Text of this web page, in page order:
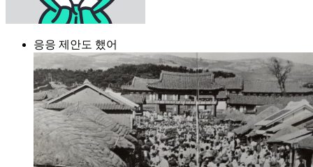
응응 제안도 했어